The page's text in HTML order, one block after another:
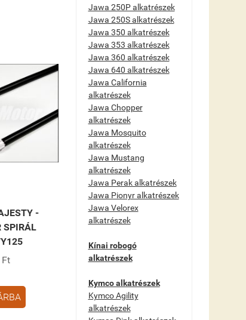
-
SPIRÁL
Ft
Jawa 250P alkatrészek
Jawa 250S alkatrészek
Jawa 350 alkatrészek
Jawa 353 alkatrészek
Jawa 360 alkatrészek
Jawa 640 alkatrészek
Jawa California
alkatrészek
Jawa Chopper
alkatrészek
Jawa Mosquito
alkatrészek
Jawa Mustang
alkatrészek
Jawa Perak alkatrészek
Jawa Pionyr alkatrészek
Jawa Velorex
alkatrészek
Kínai robogó
alkatrészek
Kymco alkatrészek
Kymco Agility
alkatrészek